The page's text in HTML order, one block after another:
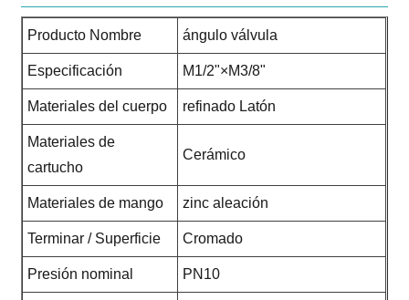
Producto Nombre ángulo válvula
Especificación M1/2"×M3/8"
Materiales del cuerpo refinado Latón
Materiales de
cartucho
Cerámico
Materiales de mango zinc aleación
Terminar / Superficie Cromado
Presión nominal PN10